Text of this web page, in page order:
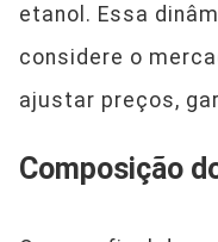
etanol. Essa
considere o
ajustar preços,
Composição